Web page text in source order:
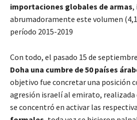
importaciones globales de armas,
abrumadoramente este volumen
período 2015-2019
Con todo, el pasado 15 de
Doha una cumbre de 50 países
objetivo fue concretar una posición
agresión israelí al emirato, realizada
se concentró en activar las